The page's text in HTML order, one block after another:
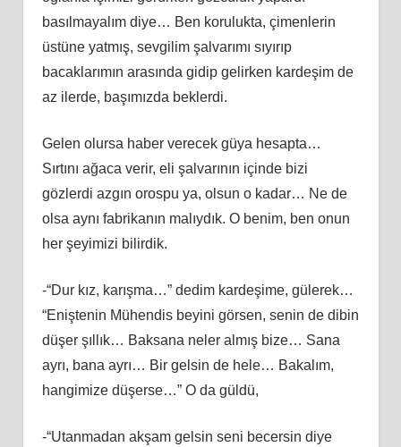
basılmayalım diye… Ben korulukta, çimenlerin
üstüne yatmış, sevgilim şalvarımı sıyırıp
bacaklarımın arasında gidip gelirken kardeşim de
az ilerde, başımızda beklerdi.
Gelen olursa haber verecek güya hesapta…
Sırtını ağaca verir, eli şalvarının içinde bizi
gözlerdi azgın orospu ya, olsun o kadar… Ne de
olsa aynı fabrikanın malıydık. O benim, ben onun
her şeyimizi bilirdik.
-“Dur kız, karışma…” dedim kardeşime, gülerek…
“Eniştenin Mühendis beyini görsen, senin de dibin
düşer şıllık… Baksana neler almış bize… Sana
ayrı, bana ayrı… Bir gelsin de hele… Bakalım,
hangimize düşerse…” O da güldü,
-“Utanmadan akşam gelsin seni becersin diye